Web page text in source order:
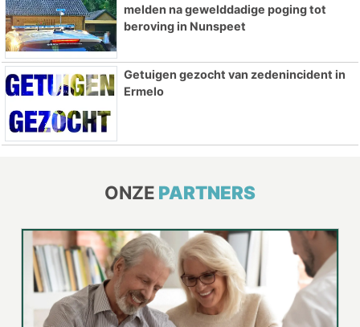
melden na gewelddadige poging tot
beroving in Nunspeet
Getuigen gezocht van zedenincident in
Ermelo
ONZE PARTNERS